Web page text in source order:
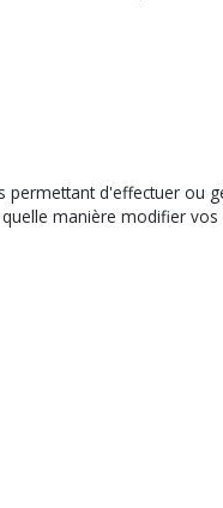
d'effectuer ou
manière modifier